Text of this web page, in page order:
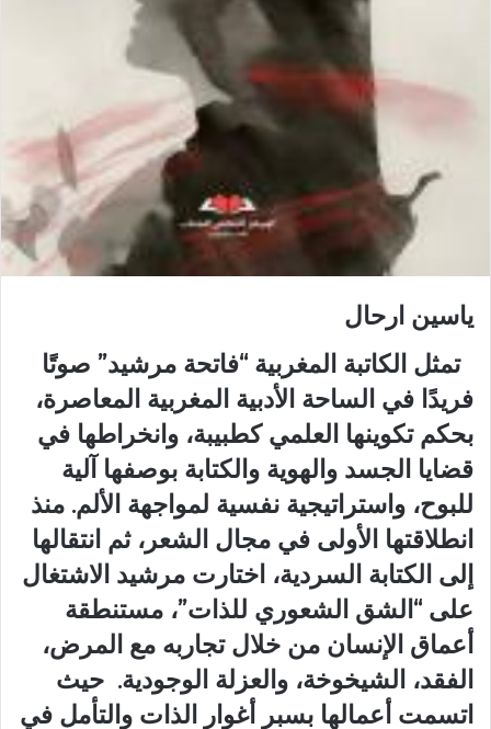
ياسين ارحال
تمثل الكاتبة المغربية “فاتحة مرشيد” صوتًا
فريدًا في الساحة الأدبية المغربية المعاصرة،
بحكم تكوينها العلمي كطبيبة، وانخراطها في
قضايا الجسد والهوية والكتابة بوصفها آلية
للبوح، واستراتيجية نفسية لمواجهة الألم. منذ
انطلاقتها الأولى في مجال الشعر، ثم انتقالها
إلى الكتابة السردية، اختارت مرشيد الاشتغال
على “الشق الشعوري للذات”، مستنطقة
أعماق الإنسان من خلال تجاربه مع المرض،
الفقد، الشيخوخة، والعزلة الوجودية. حيث
اتسمت أعمالها بسبر أغوار الذات والتأمل في